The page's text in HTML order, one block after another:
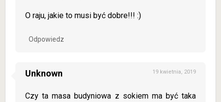
O raju, jakie to musi być dobre!!! :)
Odpowiedz
Unknown 19 kwietnia, 2019
Czy ta masa budyniowa z sokiem ma być taka